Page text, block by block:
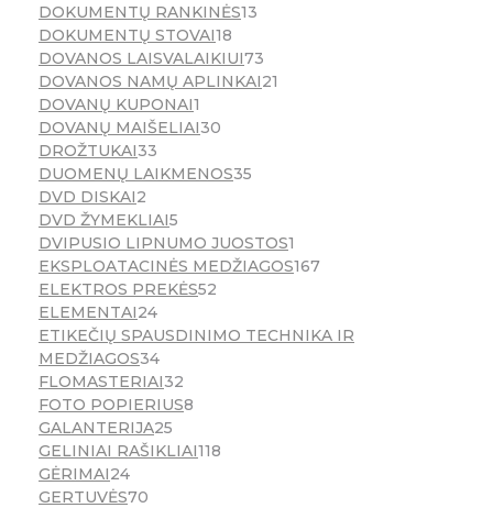
DOKUMENTŲ RANKINĖS13
DOKUMENTŲ STOVAI18
DOVANOS LAISVALAIKIUI73
DOVANOS NAMŲ APLINKAI21
DOVANŲ KUPONAI1
DOVANŲ MAIŠELIAI30
DROŽTUKAI33
DUOMENŲ LAIKMENOS35
DVD DISKAI2
DVD ŽYMEKLIAI5
DVIPUSIO LIPNUMO JUOSTOS1
EKSPLOATACINĖS MEDŽIAGOS167
ELEKTROS PREKĖS52
ELEMENTAI24
ETIKEČIŲ SPAUSDINIMO TECHNIKA IR
MEDŽIAGOS34
FLOMASTERIAI32
FOTO POPIERIUS8
GALANTERIJA25
GELINIAI RAŠIKLIAI118
GĖRIMAI24
GERTUVĖS70